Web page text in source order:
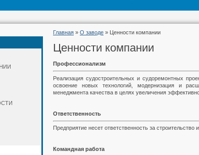
Главная » О заводе » Ценности компании
Ценности компании
Профессионализм
Реализация судостроительных и судоремонтных
освоение новых технологий, модернизация и
менеджмента качества в целях увеличения
Ответственность
Предприятие несет ответственность за
Командная работа